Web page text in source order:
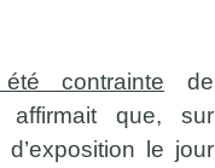
contrainte de
affirmait que, sur
le jour